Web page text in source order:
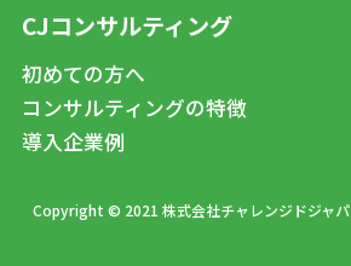
CJコンサルティング
初めての方へ
コンサルティングの特徴
導入企業例
Copyright © 2021 株式会社チャレンジドジャ